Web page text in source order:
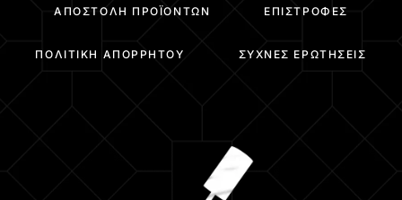
ΑΠΟΣΤΟΛΉ ΠΡΟΪΌΝΤΩΝ ΕΠΙΣΤΡΟΦΈΣ
ΠΟΛΙΤΙΚΉ ΑΠΟΡΡΉΤΟΥ ΣΥΧΝΈΣ ΕΡΩΤΉΣΕΙΣ